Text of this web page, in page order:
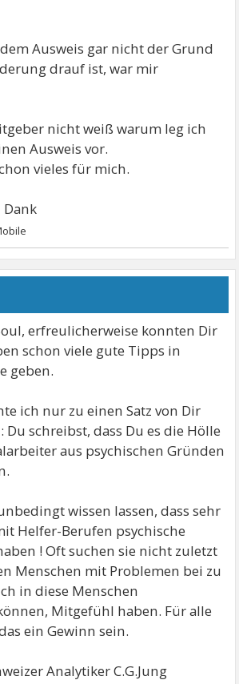
Ausweis gar nicht der Grund
drauf ist, war mir
nicht weiß warum leg ich
Ausweis vor.
vieles für mich.
erfreulicherweise konnten Dir
schon viele gute Tipps in
geben.
ich nur zu einen Satz von Dir
schreibst, dass Du es die Hölle
aus psychischen Gründen
wissen lassen, dass sehr
Helfer-Berufen psychische
! Oft suchen sie nicht zuletzt
Menschen mit Problemen bei zu
in diese Menschen
Mitgefühl haben. Für alle
ein Gewinn sein.
Analytiker C.G.Jung